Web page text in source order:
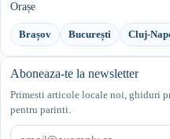
Orașe
Brașov București Cluj-
Aboneaza-te la newsletter
Primesti articole locale noi, ghiduri
pentru parinti.
Email